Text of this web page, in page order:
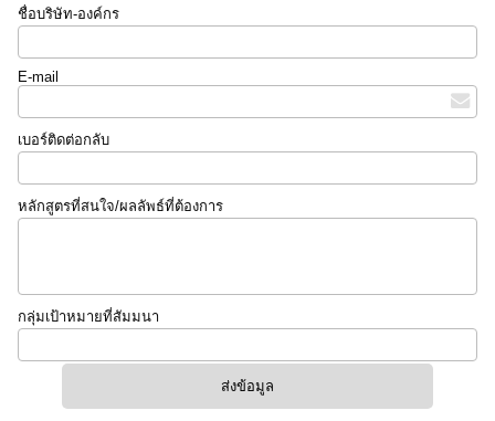
ชื่อบริษัท-องค์กร
E-mail
เบอร์ติดต่อกลับ
หลักสูตรที่สนใจ/ผลลัพธ์ที่ต้องการ
กลุ่มเป้าหมายที่สัมมนา